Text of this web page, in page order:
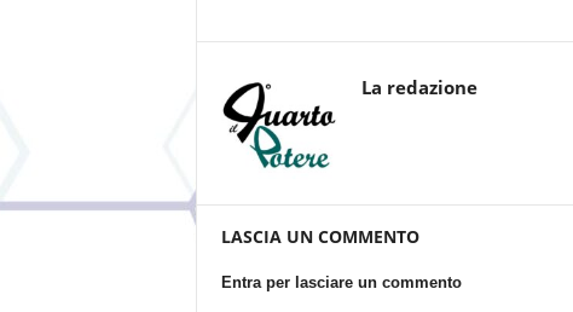
La redazione
LASCIA UN COMMENTO
Entra per lasciare un commento